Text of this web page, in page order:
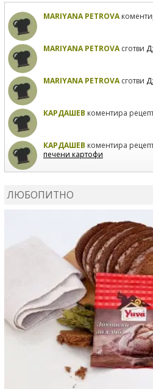
MARIYANA PETROVA
MARIYANA PETROVAсготви
MARIYANA PETROVAсготви
КАРДАШЕВ коментира
КАРДАШЕВ коментира
печени картофи
ЛЮБОПИТНО